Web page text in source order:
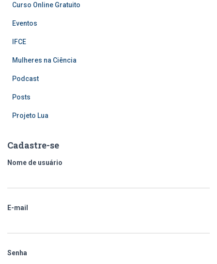
Curso Online Gratuito
Eventos
IFCE
Mulheres na Ciência
Podcast
Posts
Projeto Lua
Cadastre-se
Nome de usuário
E-mail
Senha